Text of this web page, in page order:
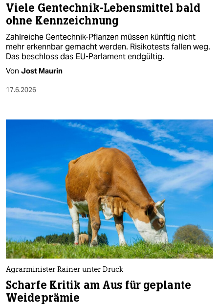
Viele Gentechnik-Lebensmittel bald
ohne Kennzeichnung
Zahlreiche Gentechnik-Pflanzen müssen künftig nicht
mehr erkennbar gemacht werden. Risikotests fallen weg.
Das beschloss das EU-Parlament endgültig.
Von Jost Maurin
17.6.2026
Agrarminister Rainer unter Druck
Scharfe Kritik am Aus für geplante
Weideprämie